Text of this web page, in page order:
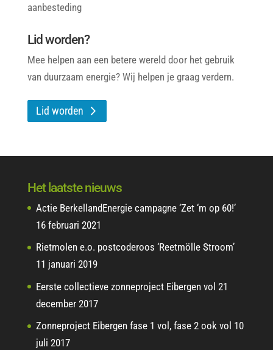
aanbesteding
Lid worden?
Mee helpen aan een betere wereld door het gebruik
van duurzaam energie? Wij helpen je graag verdern.
Lid worden
Het laatste nieuws
Actie BerkellandEnergie campagne ‘Zet ‘m op 60!’
16 februari 2021
Rietmolen e.o. postcoderoos ‘Reetmölle Stroom’
11 januari 2019
Eerste collectieve zonneproject Eibergen vol 21
december 2017
Zonneproject Eibergen fase 1 vol, fase 2 ook vol 10
juli 2017